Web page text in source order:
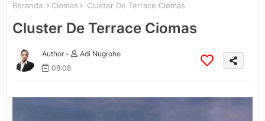
Beranda Ciomas Cluster De Terrace Ciomas
Cluster De Terrace Ciomas
Author -
Adi Nugroho
08:08